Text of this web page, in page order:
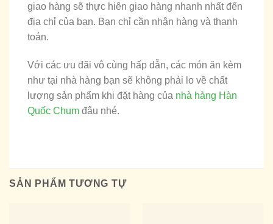
giao hàng sẽ thực hiên giao hàng nhanh nhất đến
địa chỉ của bạn. Bạn chỉ cần nhận hàng và thanh
toán.
Với các ưu đãi vô cùng hấp dẫn, các món ăn kèm
như tại nhà hàng bạn sẽ không phải lo về chất
lượng sản phẩm khi đặt hàng của nhà hàng Hàn
Quốc Chum đâu nhé.
SẢN PHẨM TƯƠNG TỰ